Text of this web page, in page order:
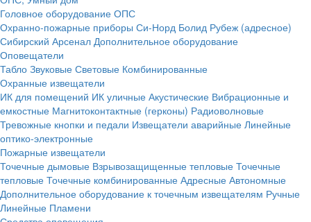
Головное оборудование ОПС
Охранно-пожарные приборы Си-Норд Болид Рубеж (адресное)
Сибирский Арсенал Дополнительное оборудование
Оповещатели
Табло Звуковые Световые Комбинированные
Охранные извещатели
ИК для помещений ИК уличные Акустические Вибрационные и
емкостные Магнитоконтактные (герконы) Радиоволновые
Тревожные кнопки и педали Извещатели аварийные Линейные
оптико-электронные
Пожарные извещатели
Точечные дымовые Взрывозащищенные тепловые Точечные
тепловые Точечные комбинированные Адресные Автономные
Дополнительное оборудование к точечным извещателям Ручные
Линейные Пламени